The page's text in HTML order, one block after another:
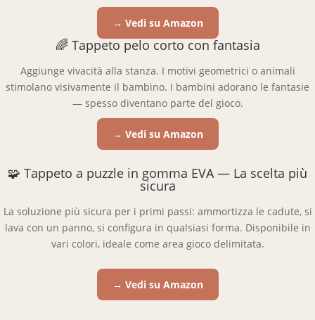
→ Vedi su Amazon
🌈 Tappeto pelo corto con fantasia
Aggiunge vivacità alla stanza. I motivi geometrici o animali
stimolano visivamente il bambino. I bambini adorano le fantasie
— spesso diventano parte del gioco.
→ Vedi su Amazon
🧩 Tappeto a puzzle in gomma EVA — La scelta più
sicura
La soluzione più sicura per i primi passi: ammortizza le cadute, si
lava con un panno, si configura in qualsiasi forma. Disponibile in
vari colori, ideale come area gioco delimitata.
→ Vedi su Amazon